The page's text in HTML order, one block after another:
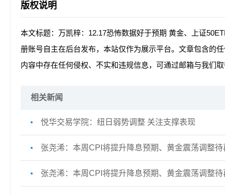
版权说明
本文标题：万凯梓：12.17恐怖数据好于预期 黄金、上证
册账号自主在后台发布，本站仅作为展示平台。文章包含的
内容中存在任何侵权、不实和违规信息，可通过邮箱与我们
相关新闻
悦华交易学院：纽日弱势调整 关注支撑表现
张尧浠：本周CPI将提升降息预期、黄金震荡调整待
张尧浠：本周CPI将提升降息预期、黄金震荡调整待